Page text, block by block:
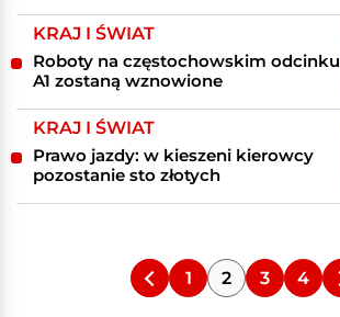
KRAJ I ŚWIAT
Roboty na częstochowskim odcinku
A1 zostaną wznowione
KRAJ I ŚWIAT
Prawo jazdy: w kieszeni kierowcy
pozostanie sto złotych
1 2 3 4